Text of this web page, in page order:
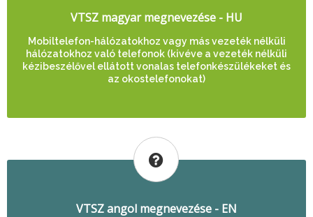
VTSZ magyar megnevezése - HU
Mobiltelefon-hálózatokhoz vagy más vezeték nélküli
hálózatokhoz való telefonok (kivéve a vezeték nélküli
kézibeszélővel ellátott vonalas telefonkészülékeket és
az okostelefonokat)
VTSZ angol megnevezése - EN